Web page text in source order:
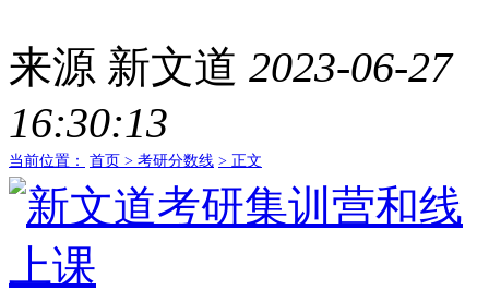
来源 新文道 2023-06-27
16:30:13
当前位置： 首页 > 考研分数线 > 正文